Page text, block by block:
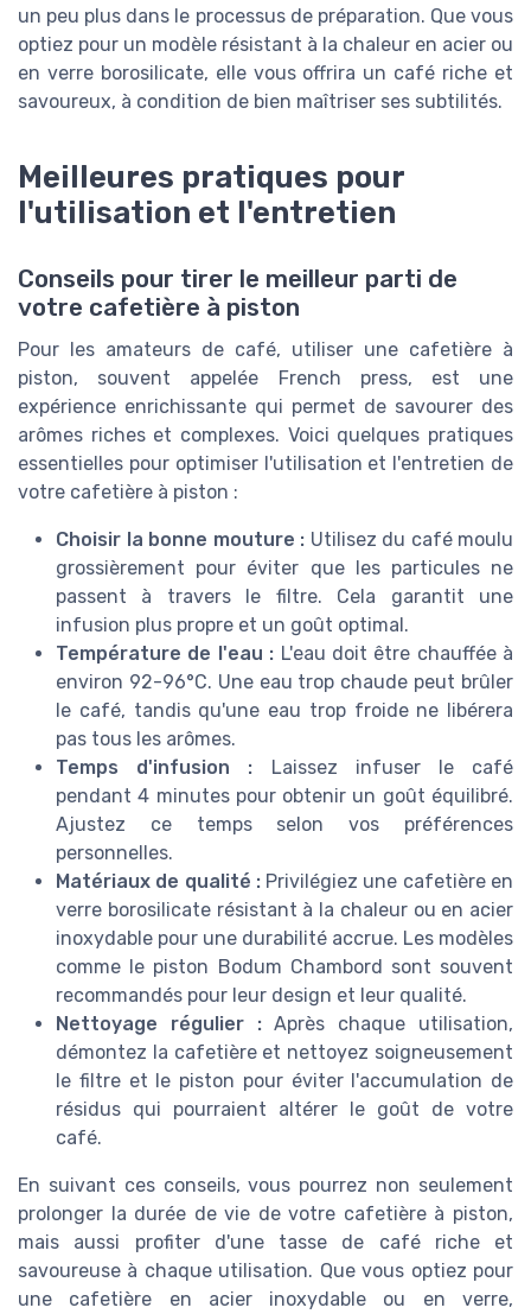
un peu plus dans le processus de préparation. Que vous
optiez pour un modèle résistant à la chaleur en acier ou
en verre borosilicate, elle vous offrira un café riche et
savoureux, à condition de bien maîtriser ses subtilités.
Meilleures pratiques pour
l'utilisation et l'entretien
Conseils pour tirer le meilleur parti de
votre cafetière à piston
Pour les amateurs de café, utiliser une cafetière à
piston, souvent appelée French press, est une
expérience enrichissante qui permet de savourer des
arômes riches et complexes. Voici quelques pratiques
essentielles pour optimiser l'utilisation et l'entretien de
votre cafetière à piston :
Choisir la bonne mouture : Utilisez du café moulu
grossièrement pour éviter que les particules ne
passent à travers le filtre. Cela garantit une
infusion plus propre et un goût optimal.
Température de l'eau : L'eau doit être chauffée à
environ 92-96°C. Une eau trop chaude peut brûler
le café, tandis qu'une eau trop froide ne libérera
pas tous les arômes.
Temps d'infusion : Laissez infuser le café
pendant 4 minutes pour obtenir un goût équilibré.
Ajustez ce temps selon vos préférences
personnelles.
Matériaux de qualité :Privilégiez une cafetière en
verre borosilicate résistant à la chaleur ou en acier
inoxydable pour une durabilité accrue. Les modèles
comme le piston Bodum Chambord sont souvent
recommandés pour leur design et leur qualité.
Nettoyage régulier :Après chaque utilisation,
démontez la cafetière et nettoyez soigneusement
le filtre et le piston pour éviter l'accumulation de
résidus qui pourraient altérer le goût de votre
café.
En suivant ces conseils, vous pourrez non seulement
prolonger la durée de vie de votre cafetière à piston,
mais aussi profiter d'une tasse de café riche et
savoureuse à chaque utilisation. Que vous optiez pour
une cafetière en acier inoxydable ou en verre,